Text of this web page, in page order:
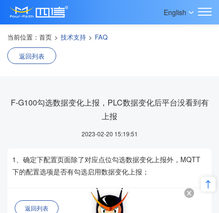
English
当前位置： 首页 > 技术支持 > FAQ
返回列表
F-G100勾选数据变化上报，PLC数据变化后平台没看到有
上报
2023-02-20 15:19:51
1、确定下配置页面除了对应点位勾选数据变化上报外，MQTT
下的配置选项是否有勾选启用数据变化上报；
返回列表